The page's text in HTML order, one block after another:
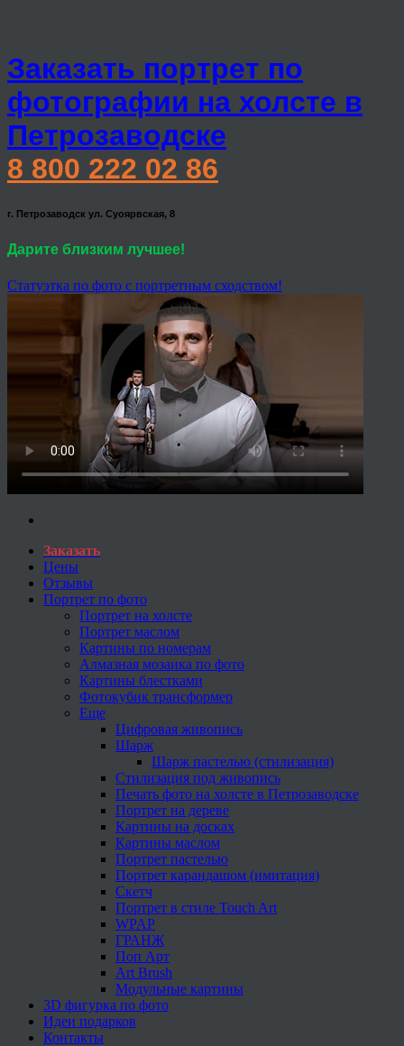
Заказать портрет по
фотографии на холсте в
Петрозаводске
8 800 222 02 86
г. Петрозаводск ул. Суоярвская, 8
Дарите близким лучшее!
Статуэтка по фото с портретным сходством!
Заказать
Цены
Отзывы
Портрет по фото
Портрет на холсте
Портрет маслом
Картины по номерам
Алмазная мозаика по фото
Картины блестками
Фотокубик трансформер
Еще
Цифровая живопись
Шарж
Шарж пастелью (стилизация)
Стилизация под живопись
Печать фото на холсте в Петрозаводске
Портрет на дереве
Картины на досках
Картины маслом
Портрет пастелью
Портрет карандашом (имитация)
Скетч
Портрет в стиле Touch Art
WPAP
ГРАНЖ
Поп Арт
Art Brush
Модульные картины
3D фигурка по фото
Идеи подарков
Контакты